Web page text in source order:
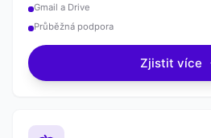
Gmail a Drive
Průběžná podpora
Zjistit více